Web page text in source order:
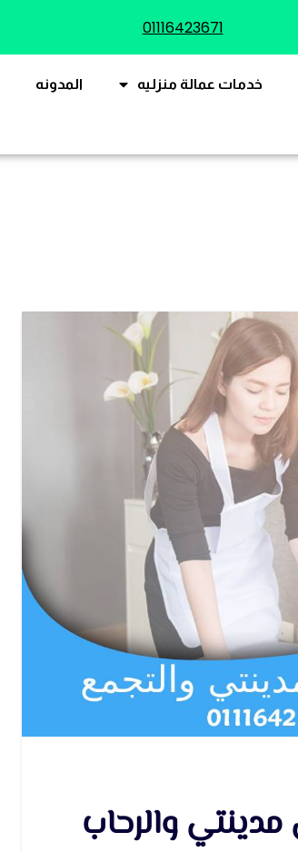
خدمات عمالة منزليه المدونه
والرحاب
01116423671